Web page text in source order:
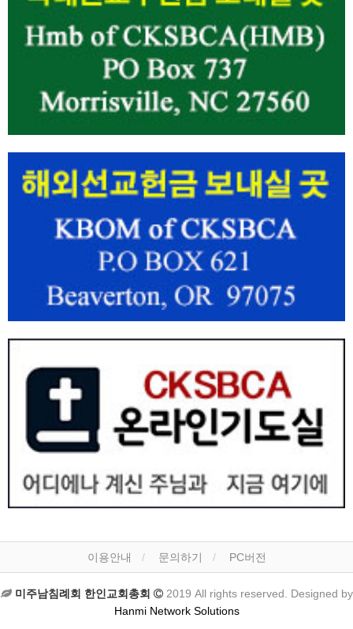
이용안내 문의하기 PC버전
미주남침례회 한인교회총회
2019 All rights reserved. Designed by
Hanmi Network Solutions